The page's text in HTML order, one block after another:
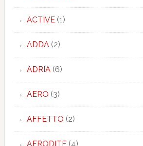
ACTIVE(1)
ADDA(2)
ADRIA(6)
AERO (3)
AFFETTO (2)
AFRODITE(4)